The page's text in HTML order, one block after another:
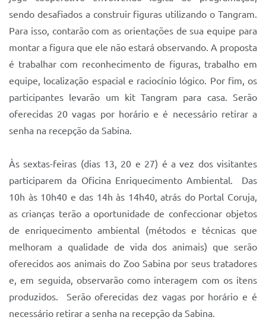
sendo desafiados a construir figuras utilizando o Tangram.
Para isso, contarão com as orientações de sua equipe para
montar a figura que ele não estará observando. A proposta
é trabalhar com reconhecimento de figuras, trabalho em
equipe, localização espacial e raciocínio lógico. Por fim, os
participantes levarão um kit Tangram para casa. Serão
oferecidas 20 vagas por horário e é necessário retirar a
senha na recepção da Sabina.
Às sextas-feiras (dias 13, 20 e 27) é a vez dos visitantes
participarem da Oficina Enriquecimento Ambiental. Das
10h às 10h40 e das 14h às 14h40, atrás do Portal Coruja,
as crianças terão a oportunidade de confeccionar objetos
de enriquecimento ambiental (métodos e técnicas que
melhoram a qualidade de vida dos animais) que serão
oferecidos aos animais do Zoo Sabina por seus tratadores
e, em seguida, observarão como interagem com os itens
produzidos. Serão oferecidas dez vagas por horário e é
necessário retirar a senha na recepção da Sabina.